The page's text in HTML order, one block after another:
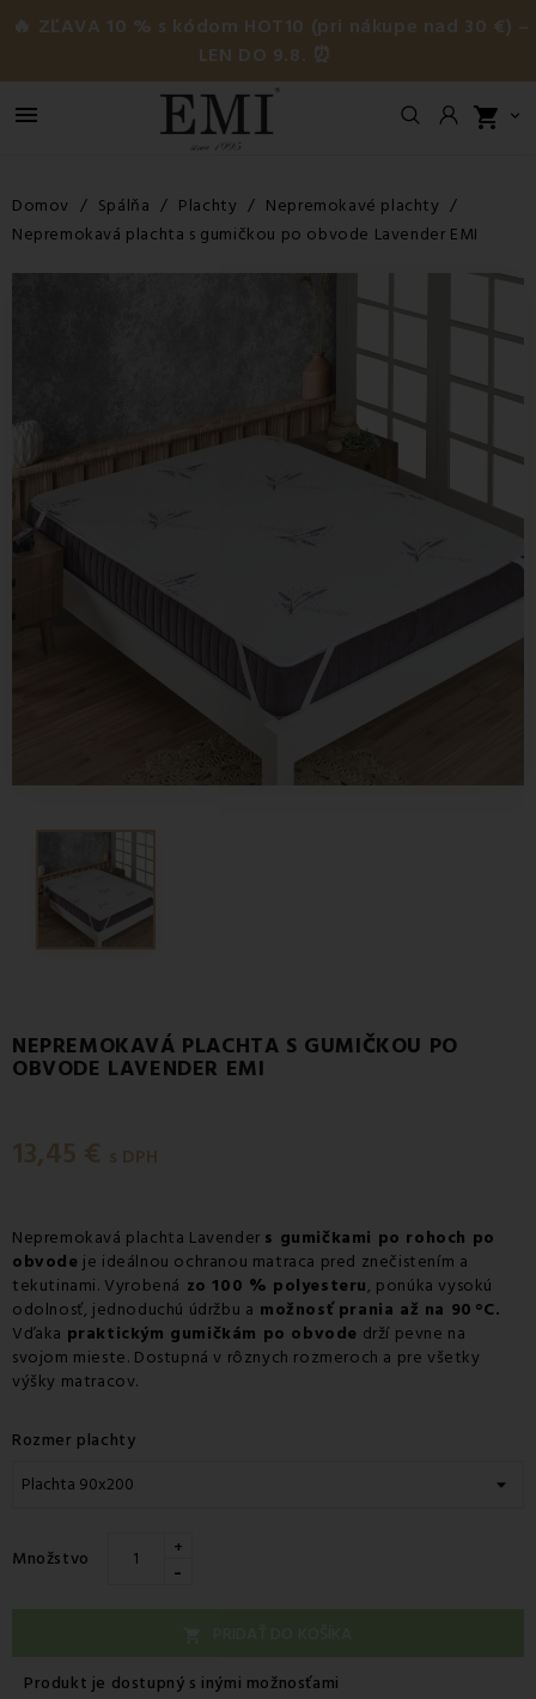
🔥 ZĽAVA 10 % s kódom HOT10 (pri nákupe nad 30 €) –
LEN DO 9.8. ⏰
 shopping_cart 
Domov Spálňa Plachty
Nepremokavé plachty
Nepremokavá plachta s gumičkou po obvode Lavender EMI
NEPREMOKAVÁ PLACHTA S GUMIČKOU PO
OBVODE LAVENDER EMI
13,45 € s DPH
Nepremokavá plachta Lavender s gumičkami po rohoch po
obvode je ideálnou ochranou matraca pred znečistením a
tekutinami. Vyrobená zo 100 % polyesteru, ponúka vysokú
odolnosť, jednoduchú údržbu a možnosť prania až na 90 °C.
Vďaka praktickým gumičkám po obvode drží pevne na
svojom mieste. Dostupná v rôznych rozmeroch a pre všetky
výšky matracov.
Rozmer plachty
Množstvo +
-
Produkt je dostupný s inými možnosťami